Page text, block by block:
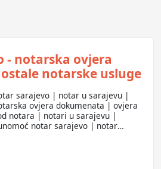
- notarska ovjera
notarske usluge
sarajevo | notar u sarajevu |
ovjera dokumenata | ovjera
notara | notari u sarajevu |
notar sarajevo | notar